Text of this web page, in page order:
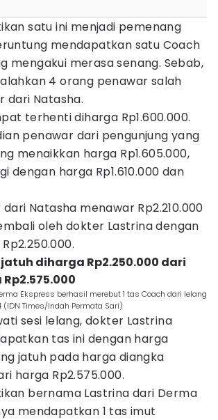
satu ini menjadi pemenang
mendapatkan satu Coach
mengakui merasa senang. Sebab,
4 orang penawar salah
dari Natasha.
terhenti diharga Rp1.600.000.
penawar dari pengunjung yang
menaikkan harga Rp1.605.000,
dengan harga Rp1.610.000 dan
Natasha menawar Rp2.210.000
oleh dokter Lastrina dengan
diharga Rp2.250.000 dari
Ekspress berhasil merebut 1 tas Coach dari lelang
(IDN Times/Indah Permata Sari)
sesi lelang, dokter Lastrina
tas ini dengan harga
jatuh pada harga diangka
harga Rp2.575.000.
bernama Lastrina dari Derma
mendapatkan 1 tas imut